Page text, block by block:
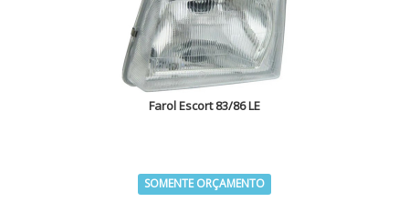
Farol Escort 83/86 LE
SOMENTE ORÇAMENTO